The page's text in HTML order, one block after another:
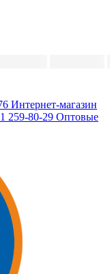
Интернет-магазин
259-80-29 Оптовые